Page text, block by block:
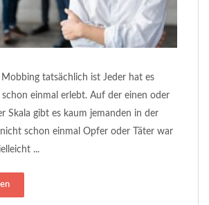
tatsächlich ist Jeder hat es
schon einmal erlebt. Auf der einen oder
Skala gibt es kaum jemanden in der
schon einmal Opfer oder Täter war
...